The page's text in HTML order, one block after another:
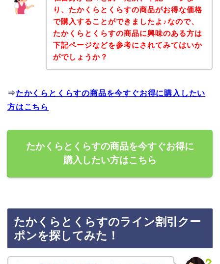
り、たかくらとくらすの商品がお得な価格
で購入することができましたよ♪なので、
たかくらとくらすの商品に興味のある方は
下記ページなどを参考にされてみてはいか
がでしょうか？
⇒たかくらとくらすの商品を今すぐお得に購入したい
方はこちら
たかくらとくらすの商品を今すぐお得に
購入したい方はこちら
たかくらとくらすのライン割引クー
ポンを探してみた！